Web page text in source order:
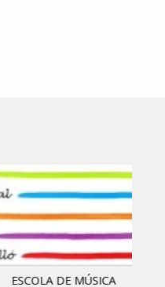
ESCOLA DE MÚSICA